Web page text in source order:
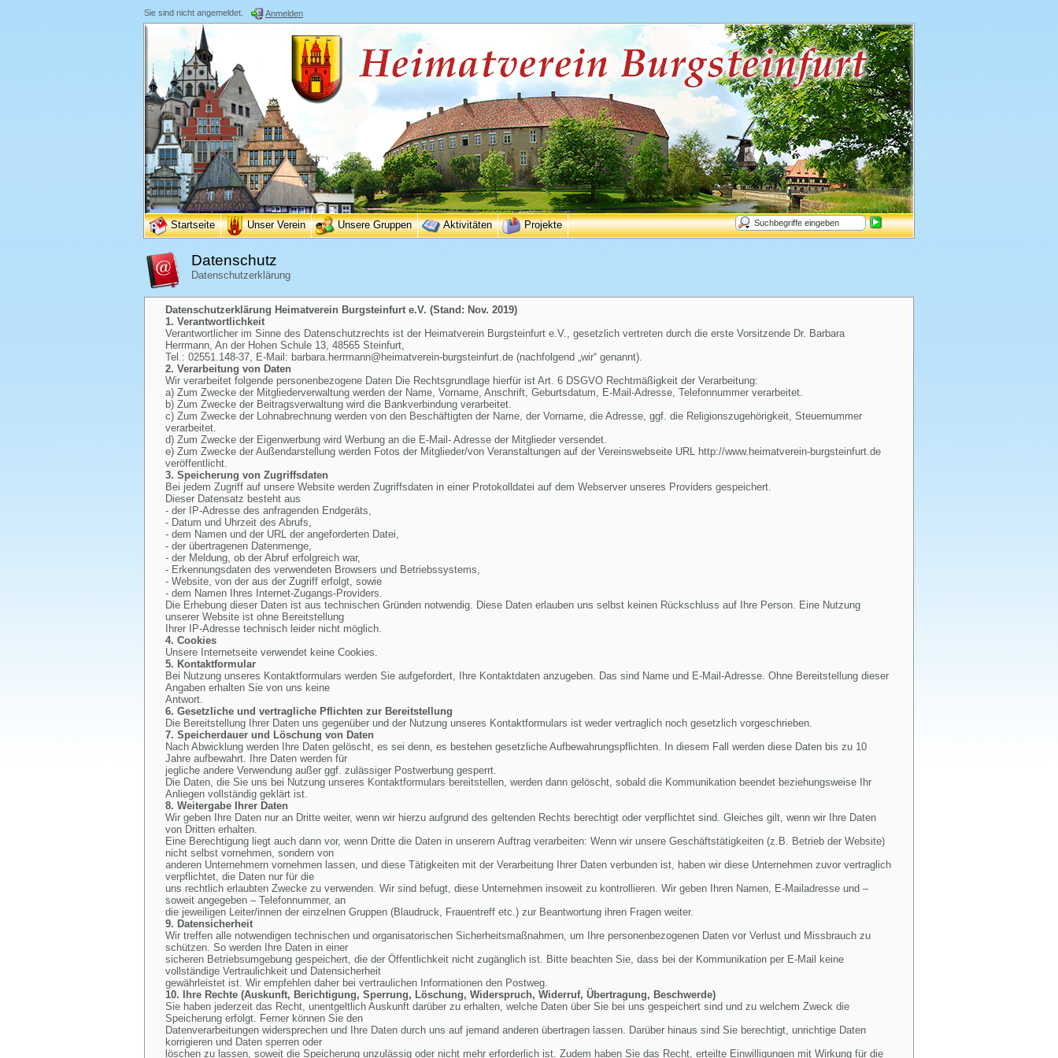
Sie sind nicht angemeldet. Anmelden
Startseite Unser Verein Unsere Gruppen Aktivitäten Projekte
Datenschutz
Datenschutzerklärung
Datenschutzerklärung Heimatverein Burgsteinfurt e.V. (Stand: Nov. 2019)
1. Verantwortlichkeit
Verantwortlicher im Sinne des Datenschutzrechts ist der Heimatverein Burgsteinfurt e.V., gesetzlich vertreten durch die erste Vorsitzende Dr. Barbara
Herrmann, An der Hohen Schule 13, 48565 Steinfurt,
Tel.: 02551.148-37, E-Mail: barbara.herrmann@heimatverein-burgsteinfurt.de (nachfolgend „wir“ genannt).
2. Verarbeitung von Daten
Wir verarbeitet folgende personenbezogene Daten Die Rechtsgrundlage hierfür ist Art. 6 DSGVO Rechtmäßigkeit der Verarbeitung:
a) Zum Zwecke der Mitgliederverwaltung werden der Name, Vorname, Anschrift, Geburtsdatum, E-Mail-Adresse, Telefonnummer verarbeitet.
b) Zum Zwecke der Beitragsverwaltung wird die Bankverbindung verarbeitet.
c) Zum Zwecke der Lohnabrechnung werden von den Beschäftigten der Name, der Vorname, die Adresse, ggf. die Religionszugehörigkeit, Steuernummer
verarbeitet.
d) Zum Zwecke der Eigenwerbung wird Werbung an die E-Mail- Adresse der Mitglieder versendet.
e) Zum Zwecke der Außendarstellung werden Fotos der Mitglieder/von Veranstaltungen auf der Vereinswebseite URL http://www.heimatverein-burgsteinfurt.de
veröffentlicht.
3. Speicherung von Zugriffsdaten
Bei jedem Zugriff auf unsere Website werden Zugriffsdaten in einer Protokolldatei auf dem Webserver unseres Providers gespeichert.
Dieser Datensatz besteht aus
- der IP-Adresse des anfragenden Endgeräts,
- Datum und Uhrzeit des Abrufs,
- dem Namen und der URL der angeforderten Datei,
- der übertragenen Datenmenge,
- der Meldung, ob der Abruf erfolgreich war,
- Erkennungsdaten des verwendeten Browsers und Betriebssystems,
- Website, von der aus der Zugriff erfolgt, sowie
- dem Namen Ihres Internet-Zugangs-Providers.
Die Erhebung dieser Daten ist aus technischen Gründen notwendig. Diese Daten erlauben uns selbst keinen Rückschluss auf Ihre Person. Eine Nutzung
unserer Website ist ohne Bereitstellung
Ihrer IP-Adresse technisch leider nicht möglich.
4. Cookies
Unsere Internetseite verwendet keine Cookies.
5. Kontaktformular
Bei Nutzung unseres Kontaktformulars werden Sie aufgefordert, Ihre Kontaktdaten anzugeben. Das sind Name und E-Mail-Adresse. Ohne Bereitstellung dieser
Angaben erhalten Sie von uns keine
Antwort.
6. Gesetzliche und vertragliche Pflichten zur Bereitstellung
Die Bereitstellung Ihrer Daten uns gegenüber und der Nutzung unseres Kontaktformulars ist weder vertraglich noch gesetzlich vorgeschrieben.
7. Speicherdauer und Löschung von Daten
Nach Abwicklung werden Ihre Daten gelöscht, es sei denn, es bestehen gesetzliche Aufbewahrungspflichten. In diesem Fall werden diese Daten bis zu 10
Jahre aufbewahrt. Ihre Daten werden für
jegliche andere Verwendung außer ggf. zulässiger Postwerbung gesperrt.
Die Daten, die Sie uns bei Nutzung unseres Kontaktformulars bereitstellen, werden dann gelöscht, sobald die Kommunikation beendet beziehungsweise Ihr
Anliegen vollständig geklärt ist.
8. Weitergabe Ihrer Daten
Wir geben Ihre Daten nur an Dritte weiter, wenn wir hierzu aufgrund des geltenden Rechts berechtigt oder verpflichtet sind. Gleiches gilt, wenn wir Ihre Daten
von Dritten erhalten.
Eine Berechtigung liegt auch dann vor, wenn Dritte die Daten in unserem Auftrag verarbeiten: Wenn wir unsere Geschäftstätigkeiten (z.B. Betrieb der Website)
nicht selbst vornehmen, sondern von
anderen Unternehmern vornehmen lassen, und diese Tätigkeiten mit der Verarbeitung Ihrer Daten verbunden ist, haben wir diese Unternehmen zuvor vertraglich
verpflichtet, die Daten nur für die
uns rechtlich erlaubten Zwecke zu verwenden. Wir sind befugt, diese Unternehmen insoweit zu kontrollieren. Wir geben Ihren Namen, E-Mailadresse und –
soweit angegeben – Telefonnummer, an
die jeweiligen Leiter/innen der einzelnen Gruppen (Blaudruck, Frauentreff etc.) zur Beantwortung ihren Fragen weiter.
9. Datensicherheit
Wir treffen alle notwendigen technischen und organisatorischen Sicherheitsmaßnahmen, um Ihre personenbezogenen Daten vor Verlust und Missbrauch zu
schützen. So werden Ihre Daten in einer
sicheren Betriebsumgebung gespeichert, die der Öffentlichkeit nicht zugänglich ist. Bitte beachten Sie, dass bei der Kommunikation per E-Mail keine
vollständige Vertraulichkeit und Datensicherheit
gewährleistet ist. Wir empfehlen daher bei vertraulichen Informationen den Postweg.
10. Ihre Rechte (Auskunft, Berichtigung, Sperrung, Löschung, Widerspruch, Widerruf, Übertragung, Beschwerde)
Sie haben jederzeit das Recht, unentgeltlich Auskunft darüber zu erhalten, welche Daten über Sie bei uns gespeichert sind und zu welchem Zweck die
Speicherung erfolgt. Ferner können Sie den
Datenverarbeitungen widersprechen und Ihre Daten durch uns auf jemand anderen übertragen lassen. Darüber hinaus sind Sie berechtigt, unrichtige Daten
korrigieren und Daten sperren oder
löschen zu lassen, soweit die Speicherung unzulässig oder nicht mehr erforderlich ist. Zudem haben Sie das Recht, erteilte Einwilligungen mit Wirkung für die